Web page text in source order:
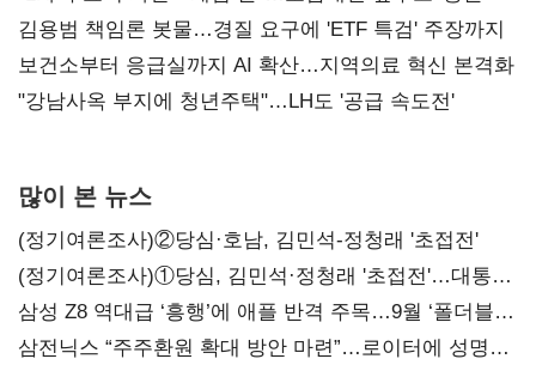
김용범 책임론 봇물…경질 요구에 'ETF 특검' 주장까지
보건소부터 응급실까지 AI 확산…지역의료 혁신 본격화
"강남사옥 부지에 청년주택"…LH도 '공급 속도전'
많이 본 뉴스
(정기여론조사)②당심·호남, 김민석-정청래 '초접전'
(정기여론조사)①당심, 김민석·정청래 '초접전'…대통령
지지도 '50% 아래로'(종합)
삼성 Z8 역대급 ‘흥행’에 애플 반격 주목…9월 ‘폴더블
대전’
삼전닉스 “주주환원 확대 방안 마련”…로이터에 성명